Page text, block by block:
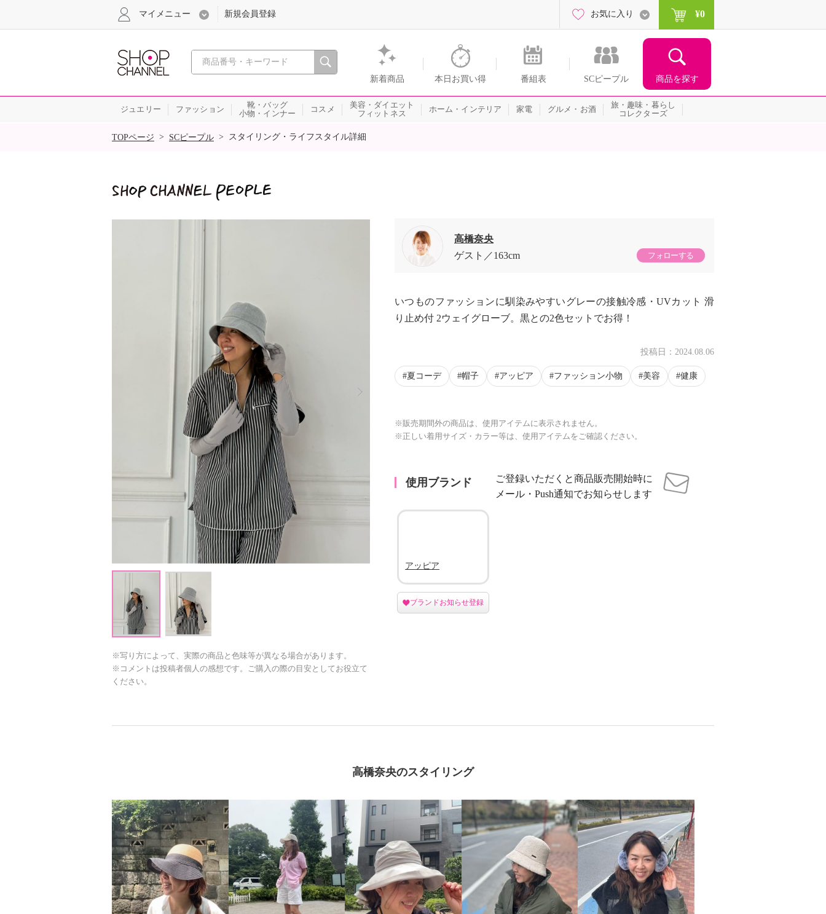
心おどる、瞬間を。通販・テレビショッピングのショップチャンネル
新着商品 本日お買い得 番組表 SCピープル 商品を探す
マイメニュー 新規会員登録 お気に入り ¥0
ジュエリー ファッション
靴・バッグ
小物・インナー
コスメ
美容・ダイエット
フィットネス
ホーム・インテリア 家電 グルメ・お酒
旅・趣味・暮らし
コレクターズ
SALE
TOPページ > SCピープル > スタイリング・ライフスタイル詳細
※写り方によって、実際の商品と色味等が異なる場合があります。
※コメントは投稿者個人の感想です。ご購入の際の目安としてお役立て
ください。
高橋奈央
ゲスト
163cm フォローする
いつものファッションに馴染みやすいグレーの接触冷感・UVカット 滑
り止め付 2ウェイグローブ。黒との2色セットでお得！
投稿日： 2024.08.06
夏コーデ 帽子 アッピア ファッション小物 美容 健康
※販売期間外の商品は、使用アイテムに表示されません。
※正しい着用サイズ・カラー等は、使用アイテムをご確認ください。
使用ブランド
ご登録いただくと商品販売開始時に
メール・Push通知でお知らせします
アッピア
ブランドお知らせ登録
高橋奈央のスタイリング